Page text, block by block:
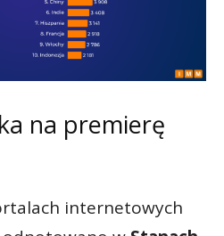
na premierę
internetowych